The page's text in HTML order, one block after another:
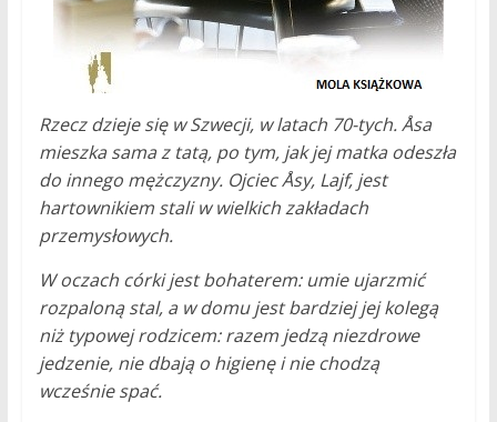
Rzecz dzieje się w Szwecji, w latach 70-tych. Åsa
mieszka sama z tatą, po tym, jak jej matka odeszła
do innego mężczyzny. Ojciec Åsy, Lajf, jest
hartownikiem stali w wielkich zakładach
przemysłowych.
W oczach córki jest bohaterem: umie ujarzmić
rozpaloną stal, a w domu jest bardziej jej kolegą
niż typowej rodzicem: razem jedzą niezdrowe
jedzenie, nie dbają o higienę i nie chodzą
wcześnie spać.